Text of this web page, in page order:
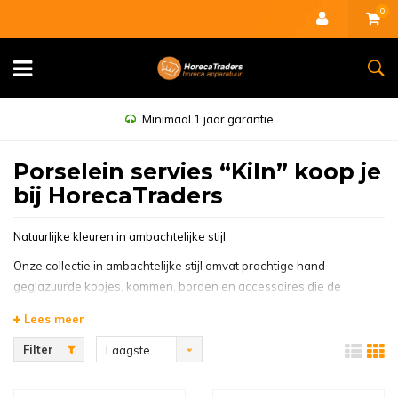
0
Minimaal 1 jaar garantie
Porselein servies “Kiln” koop je
bij HorecaTraders
Natuurlijke kleuren in ambachtelijke stijl
Onze collectie in ambachtelijke stijl omvat prachtige hand-
geglazuurde kopjes, kommen, borden en accessoires die de
tillen. Elk stuk is een uniek meesterwerk, waarbij het handmatige
glazuren, natuurlijk voorkomende mineralen in de klei en subtiele
Lees meer
Filter
Laagste